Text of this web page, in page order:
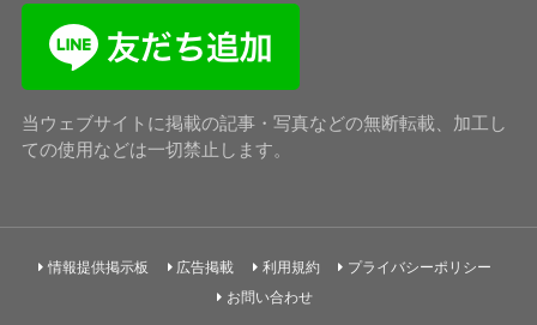
当ウェブサイトに掲載の記事・写真などの無断転載、加工し
ての使用などは一切禁止します。
情報提供掲示板 広告掲載 利用規約
プライバシーポリシー
お問い合わせ